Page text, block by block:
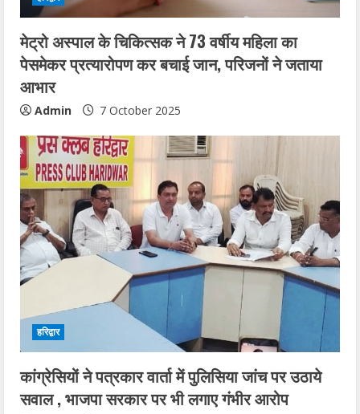
मेट्रो अस्पाल के चिकित्सक ने 73 वर्षीय महिला का
पेसमेकर प्रत्यारोपण कर बचाई जान, परिजनों ने जताया
आभार
Admin 7 October 2025
हरिद्वार
कांग्रेसियों ने पत्रकार वार्ता में पुलिसिया जांच पर उठाये
सवाल , भाजपा सरकार पर भी लगाए गंभीर आरोप